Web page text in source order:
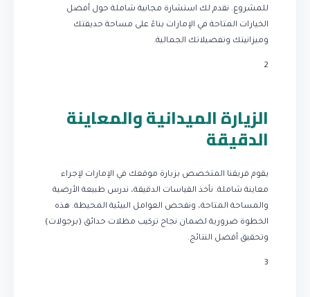
للمشروع. نقدم لك استشارة مجانية شاملة حول أفضل
الخيارات المتاحة في الإمارات بناءً على مساحة حديقتك
وميزانيتك وتفضيلاتك الجمالية.
2
الزيارة الميدانية والمعاينة
الدقيقة
يقوم فريقنا المتخصص بزيارة موقعك في الإمارات لإجراء
معاينة شاملة. نأخذ القياسات الدقيقة، ندرس طبيعة الأرضية
والمساحة المتاحة، ونفحص العوامل البيئية المحيطة. هذه
الخطوة ضرورية لضمان نجاح تركيب مظلات حدائق (برجولات)
وتحقيق أفضل النتائج.
3